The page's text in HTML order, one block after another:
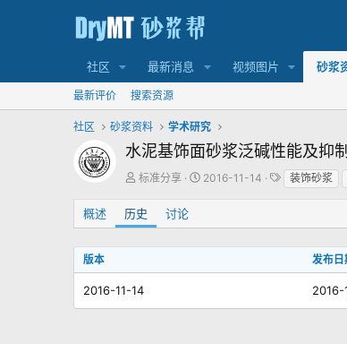
社区 最新消息 视频图片 砂浆
最新评价 搜索资源
社区 砂浆资料 学术研究
水泥基饰面砂浆泛碱性能及抑
作
标准分享
创
2016-11-14
标
签
装饰砂浆
概述 历史 讨论
版本 发布日
2016-11-14 2016-